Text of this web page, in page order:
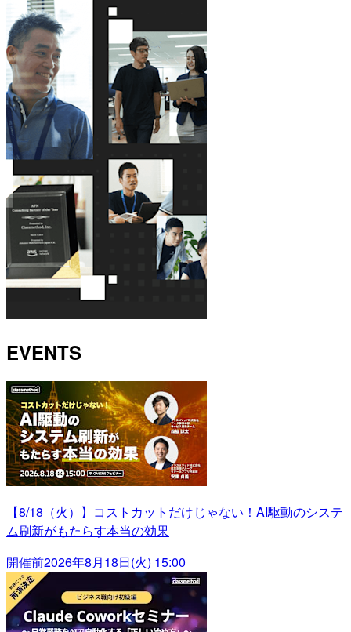
EVENTS
【8/18（火）】コストカットだけじゃない！AI駆動のシステ
ム刷新がもたらす本当の効果
開催前2026年8月18日(火) 15:00